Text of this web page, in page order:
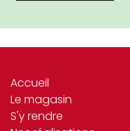
Accueil
Le magasin
S'y rendre